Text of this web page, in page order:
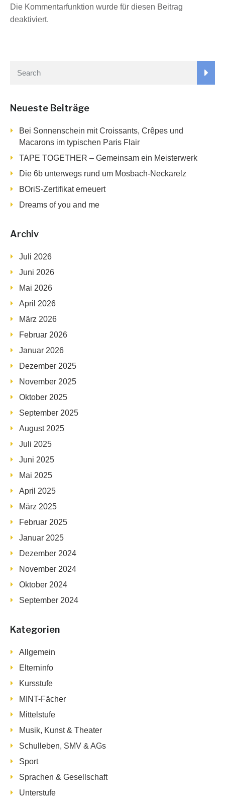
Die Kommentarfunktion wurde für diesen Beitrag
deaktiviert.
Neueste Beiträge
Bei Sonnenschein mit Croissants, Crêpes und
Macarons im typischen Paris Flair
TAPE TOGETHER – Gemeinsam ein Meisterwerk
Die 6b unterwegs rund um Mosbach-Neckarelz
BOriS-Zertifikat erneuert
Dreams of you and me
Archiv
Juli 2026
Juni 2026
Mai 2026
April 2026
März 2026
Februar 2026
Januar 2026
Dezember 2025
November 2025
Oktober 2025
September 2025
August 2025
Juli 2025
Juni 2025
Mai 2025
April 2025
März 2025
Februar 2025
Januar 2025
Dezember 2024
November 2024
Oktober 2024
September 2024
Kategorien
Allgemein
Elterninfo
Kursstufe
MINT-Fächer
Mittelstufe
Musik, Kunst & Theater
Schulleben, SMV & AGs
Sport
Sprachen & Gesellschaft
Unterstufe